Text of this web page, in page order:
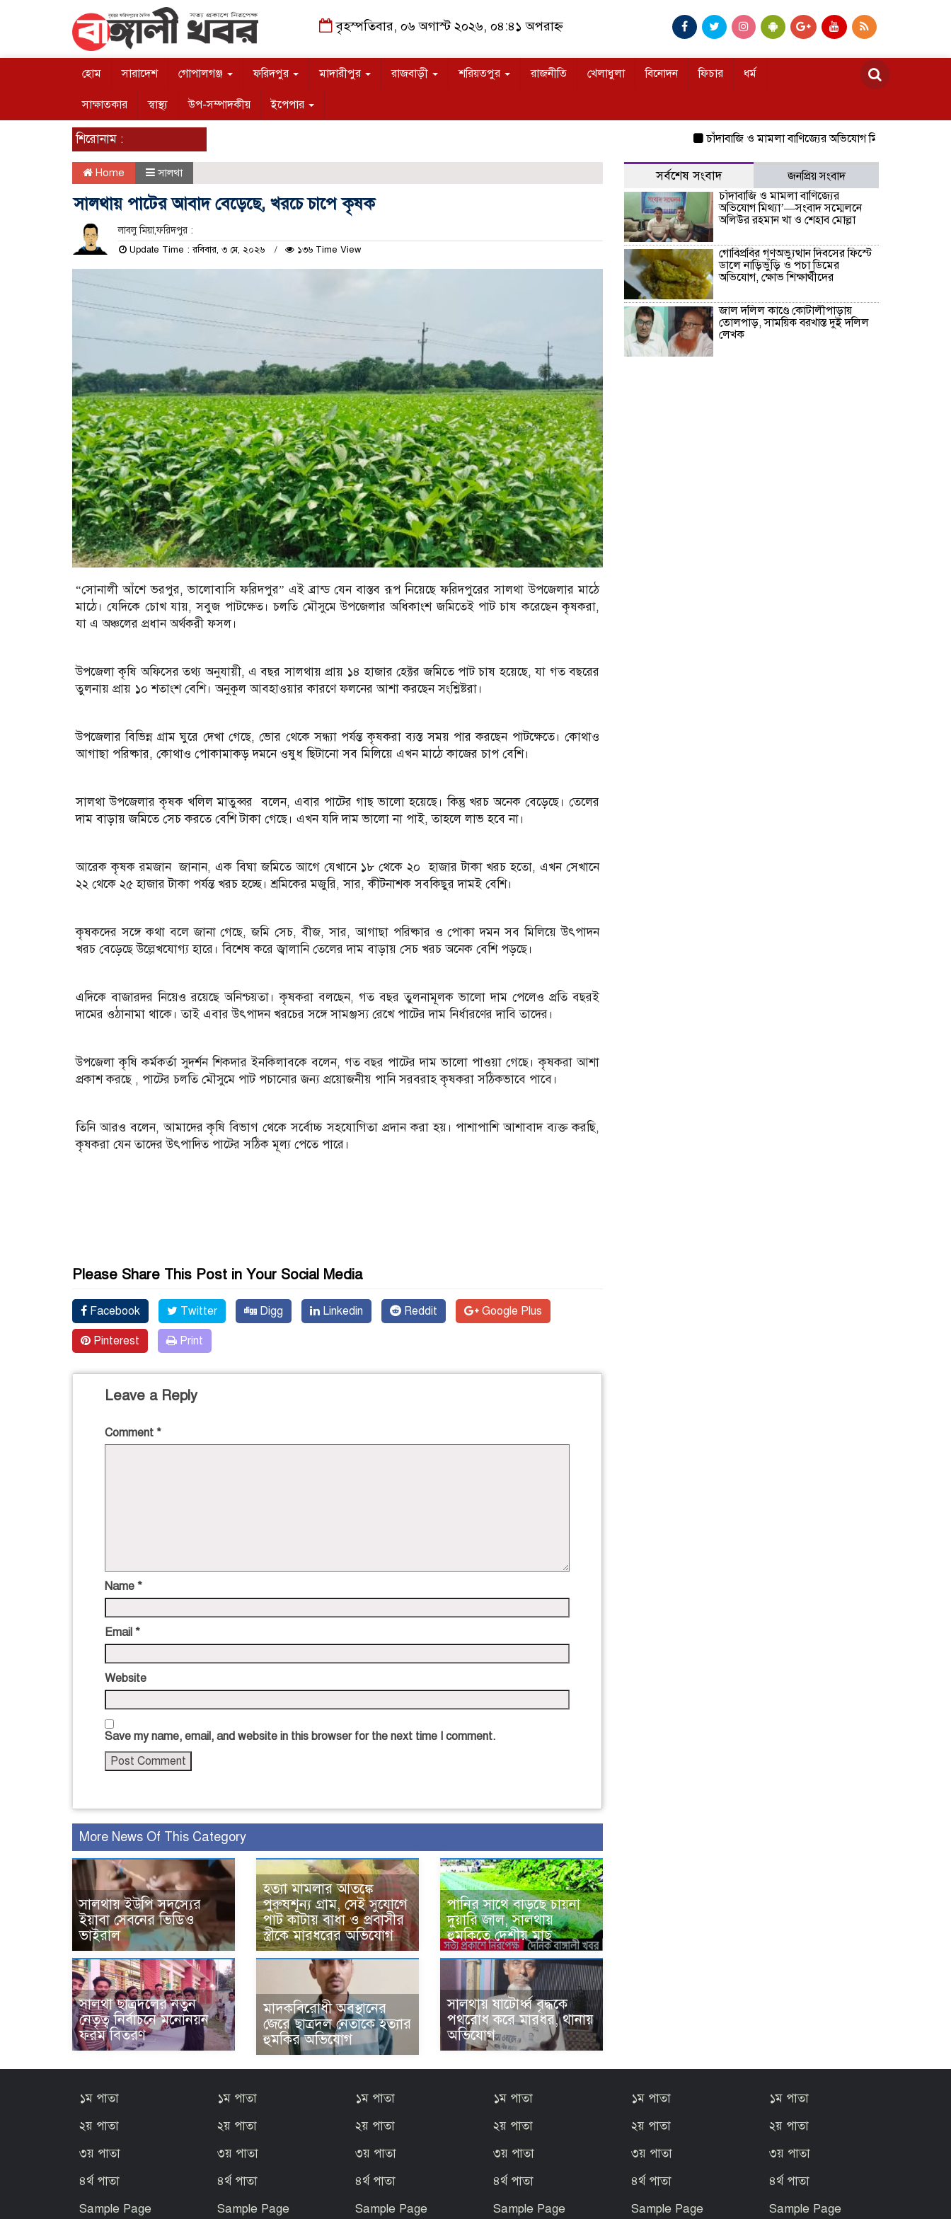
বৃহস্পতিবার, ০৬ অগাস্ট ২০২৬, ০৪:৪১ অপরাহ্ন
হোম সারাদেশ গোপালগঞ্জ ফরিদপুর মাদারীপুর রাজবাড়ী শরিয়তপুর রাজনীতি খেলাধুলা বিনোদন ফিচার ধর্ম
সাক্ষাতকার স্বাস্থ্য উপ-সম্পাদকীয় ইপেপার
শিরোনাম : চাঁদাবাজি ও মামলা বাণিজ্যের অভিযোগ মিথ্যা’—সংবাদ
Home সালথা
সালথায় পাটের আবাদ বেড়েছে, খরচে চাপে কৃষক
লাবলু মিয়া,ফরিদপুর :
Update Time : রবিবার, ৩ মে, ২০২৬ ১৩৬ Time View
‎“সোনালী আঁশে ভরপুর, ভালোবাসি ফরিদপুর” এই ব্রান্ড যেন বাস্তব রূপ নিয়েছে ফরিদপুরের সালথা উপজেলার মাঠে
মাঠে। যেদিকে চোখ যায়, সবুজ পাটক্ষেত। চলতি মৌসুমে উপজেলার অধিকাংশ জমিতেই পাট চাষ করেছেন কৃষকরা,
যা এ অঞ্চলের প্রধান অর্থকরী ফসল।
‎উপজেলা কৃষি অফিসের তথ্য অনুযায়ী, এ বছর সালথায় প্রায় ১৪ হাজার হেক্টর জমিতে পাট চাষ হয়েছে, যা গত বছরের
তুলনায় প্রায় ১০ শতাংশ বেশি। অনুকূল আবহাওয়ার কারণে ফলনের আশা করছেন সংশ্লিষ্টরা।
‎উপজেলার বিভিন্ন গ্রাম ঘুরে দেখা গেছে, ভোর থেকে সন্ধ্যা পর্যন্ত কৃষকরা ব্যস্ত সময় পার করছেন পাটক্ষেতে। কোথাও
আগাছা পরিষ্কার, কোথাও পোকামাকড় দমনে ওষুধ ছিটানো সব মিলিয়ে এখন মাঠে কাজের চাপ বেশি।
‎সালথা উপজেলার কৃষক খলিল মাতুব্বর বলেন, এবার পাটের গাছ ভালো হয়েছে। কিন্তু খরচ অনেক বেড়েছে। তেলের
দাম বাড়ায় জমিতে সেচ করতে বেশি টাকা গেছে। এখন যদি দাম ভালো না পাই, তাহলে লাভ হবে না।
‎আরেক কৃষক রমজান জানান, এক বিঘা জমিতে আগে যেখানে ১৮ থেকে ২০ হাজার টাকা খরচ হতো, এখন সেখানে
২২ থেকে ২৫ হাজার টাকা পর্যন্ত খরচ হচ্ছে। শ্রমিকের মজুরি, সার, কীটনাশক সবকিছুর দামই বেশি।
‎কৃষকদের সঙ্গে কথা বলে জানা গেছে, জমি সেচ, বীজ, সার, আগাছা পরিষ্কার ও পোকা দমন সব মিলিয়ে উৎপাদন
খরচ বেড়েছে উল্লেখযোগ্য হারে। বিশেষ করে জ্বালানি তেলের দাম বাড়ায় সেচ খরচ অনেক বেশি পড়ছে।
‎এদিকে বাজারদর নিয়েও রয়েছে অনিশ্চয়তা। কৃষকরা বলছেন, গত বছর তুলনামূলক ভালো দাম পেলেও প্রতি বছরই
দামের ওঠানামা থাকে। তাই এবার উৎপাদন খরচের সঙ্গে সামঞ্জস্য রেখে পাটের দাম নির্ধারণের দাবি তাদের।
‎উপজেলা কৃষি কর্মকর্তা সুদর্শন শিকদার ইনকিলাবকে বলেন, গত বছর পাটের দাম ভালো পাওয়া গেছে। কৃষকরা আশা
প্রকাশ করছে , পাটের চলতি মৌসুমে পাট পচানোর জন্য প্রয়োজনীয় পানি সরবরাহ কৃষকরা সঠিকভাবে পাবে।
‎তিনি আরও বলেন, আমাদের কৃষি বিভাগ থেকে সর্বোচ্চ সহযোগিতা প্রদান করা হয়। পাশাপাশি আশাবাদ ব্যক্ত করছি,
কৃষকরা যেন তাদের উৎপাদিত পাটের সঠিক মূল্য পেতে পারে।
Please Share This Post in Your Social Media
Facebook Twitter Digg Linkedin Reddit Google Plus
Pinterest Print
Leave a Reply
Comment *
Name *
Email *
Website
Save my name, email, and website in this browser for the next time I comment.
More News Of This Category
সালথায় ইউপি সদস্যের
ইয়াবা সেবনের ভিডিও
ভাইরাল
হত্যা মামলার আতঙ্কে
পুরুষশূন্য গ্রাম, সেই সুযোগে
পাট কাটায় বাধা ও প্রবাসীর
স্ত্রীকে মারধরের অভিযোগ ‎
পানির সাথে বাড়ছে চায়না
দুয়ারি জাল, সালথায়
হুমকিতে দেশীয় মাছ
সালথা ছাত্রদলের নতুন
নেতৃত্ব নির্বাচনে মনোনয়ন
ফরম বিতরণ
মাদকবিরোধী অবস্থানের
জেরে ছাত্রদল নেতাকে হত্যার
হুমকির অভিযোগ ‎
‎সালথায় ষাটোর্ধ্ব বৃদ্ধকে
পথরোধ করে মারধর, থানায়
অভিযোগ ‎
সর্বশেষ সংবাদ
জনপ্রিয় সংবাদ
চাঁদাবাজি ও মামলা বাণিজ্যের
অভিযোগ মিথ্যা’—সংবাদ সম্মেলনে
অলিউর রহমান খা ও শেহাব মোল্লা
গোবিপ্রবির গণঅভ্যুত্থান দিবসের ফিস্টে
ডালে নাড়িভুঁড়ি ও পচা ডিমের
অভিযোগ, ক্ষোভ শিক্ষার্থীদের
জাল দলিল কাণ্ডে কোটালীপাড়ায়
তোলপাড়, সাময়িক বরখাস্ত দুই দলিল
লেখক
১ম পাতা
২য় পাতা
৩য় পাতা
৪র্থ পাতা
Sample Page
১ম পাতা
২য় পাতা
৩য় পাতা
৪র্থ পাতা
Sample Page
১ম পাতা
২য় পাতা
৩য় পাতা
৪র্থ পাতা
Sample Page
১ম পাতা
২য় পাতা
৩য় পাতা
৪র্থ পাতা
Sample Page
১ম পাতা
২য় পাতা
৩য় পাতা
৪র্থ পাতা
Sample Page
১ম পাতা
২য় পাতা
৩য় পাতা
৪র্থ পাতা
Sample Page